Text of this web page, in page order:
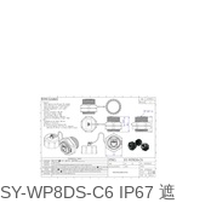
SY-WP8DS-C6 IP67 遮